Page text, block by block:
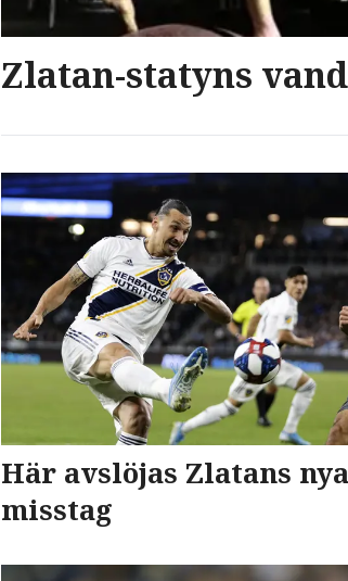
Zlatan-statyns
Här avslöjas Zlatans
misstag